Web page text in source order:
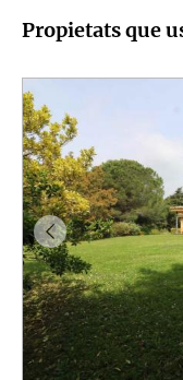
Propietats que